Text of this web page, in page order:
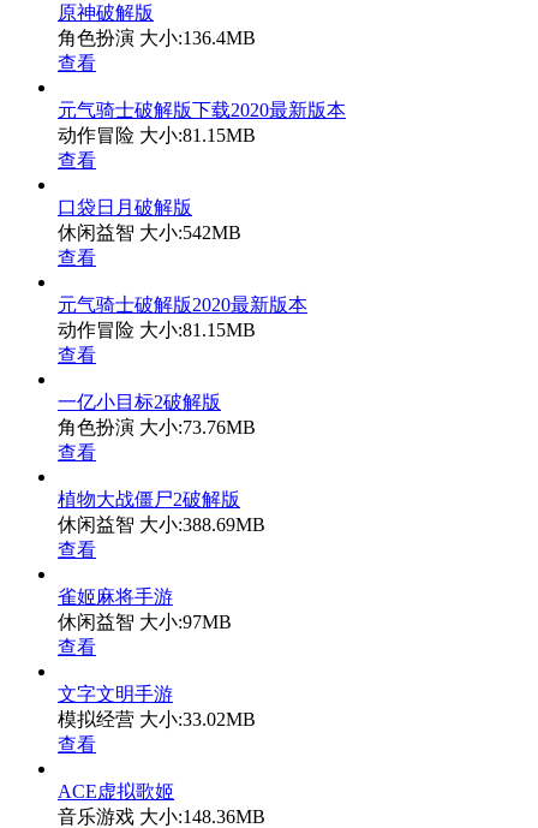
原神破解版
角色扮演 大小:136.4MB
查看
元气骑士破解版下载2020最新版本
动作冒险 大小:81.15MB
查看
口袋日月破解版
休闲益智 大小:542MB
查看
元气骑士破解版2020最新版本
动作冒险 大小:81.15MB
查看
一亿小目标2破解版
角色扮演 大小:73.76MB
查看
植物大战僵尸2破解版
休闲益智 大小:388.69MB
查看
雀姬麻将手游
休闲益智 大小:97MB
查看
文字文明手游
模拟经营 大小:33.02MB
查看
ACE虚拟歌姬
音乐游戏 大小:148.36MB